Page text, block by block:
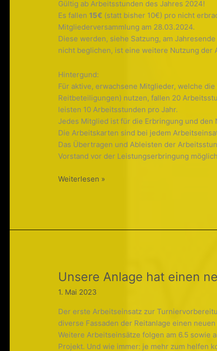
Gültig ab Arbeitsstunden des Jahres 2024!
Es fallen15€ (statt bisher 10€) pro nicht
Mitgliederversammlung am 28.03.2024.
Diese werden, siehe Satzung, am
nicht beglichen, ist eine weitere Nutzung der
Hintergund:
Für aktive, erwachsene Mitglieder, welche
Reitbeteiligungen) nutzen, fallen 20
leisten 10 Arbeitsstunden pro Jahr.
Jedes Mitglied ist für die Erbringung und
Die Arbeitskarten sind bei jedem
Das Übertragen und Ableisten der
Vorstand vor der Leistungserbringung
Änderung
Weiterlesen »
Unsere Anlage hat einen
1. Mai 2023
Der erste Arbeitseinsatz zur
diverse Fassaden der Reitanlage einen
Weitere Arbeitseinsätze folgen am 6.5 sowie
Projekt. Und wie immer: je mehr zum helfen